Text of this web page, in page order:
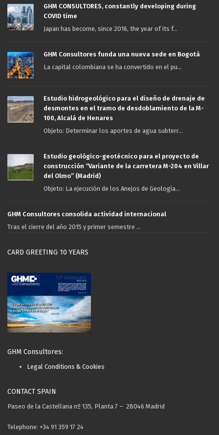
GHM CONSULTORES, constantly developing during
COVID time
Japan has become, since 2016, the year of its f...
GHM Consultores funda una nueva sede en Bogotá
La capital colombiana se ha convertido en el pu...
Estudio hidrogeológico para el diseño de drenaje de
desmontes en el tramo de desdoblamiento de la M-
100, Alcalá de Henares
Objeto: Determinar los aportes de agua subterr...
Estudio geológico-geotécnico para el proyecto de
construcción “Variante de la carretera M-204 en Villar
del Olmo” (Madrid)
Objeto: La ejecución de los Anejos de Geología...
GHM Consultores consolida actividad internacional
Tras el cierre del año 2015 y primer semestre ...
CARD GREETING 10 YEARS
GHM Consultores:
Legal Conditions & Cookies
CONTACT SPAIN
Paseo de la Castellana nº 135, Planta 7 – 28046 Madrid
Telephone: +34 91 359 17 24